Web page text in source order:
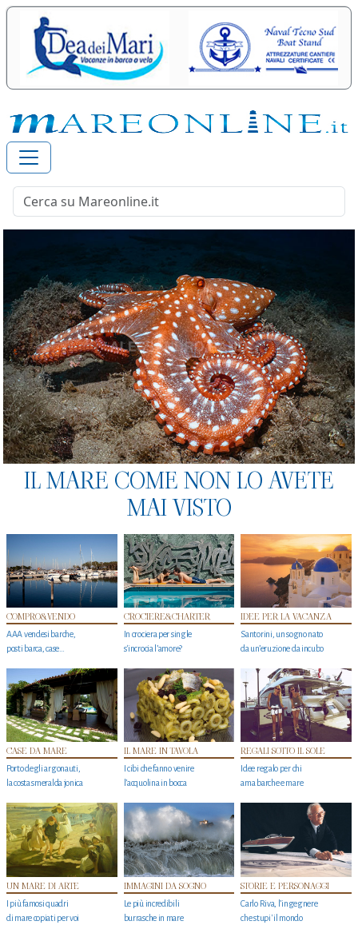
IL MARE COME NON LO AVETE
MAI VISTO
COMPRO&VENDO
AAA vendesi barche,
posti barca, case…
CROCIERE&CHARTER
In crociera per single
s'incrocia l’amore?
IDEE PER LA VACANZA
Santorini, un sogno nato
da un’eruzione da incubo
CASE DA MARE
Porto degli argonauti,
la costa smeralda jonica
IL MARE IN TAVOLA
I cibi che fanno venire
l’acquolina in bocca
REGALI SOTTO IL SOLE
Idee regalo per chi
ama barche e mare
UN MARE DI ARTE
I più famosi quadri
di mare copiati per voi
IMMAGINI DA SOGNO
Le più incredibili
burrasche in mare
STORIE E PERSONAGGI
Carlo Riva, l’ingegnere
che stupi' il mondo